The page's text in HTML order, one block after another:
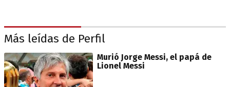
Más leídas de Perfil
Murió Jorge Messi, el papá de
Lionel Messi